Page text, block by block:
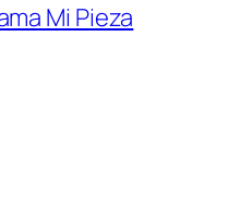
Mi Pieza